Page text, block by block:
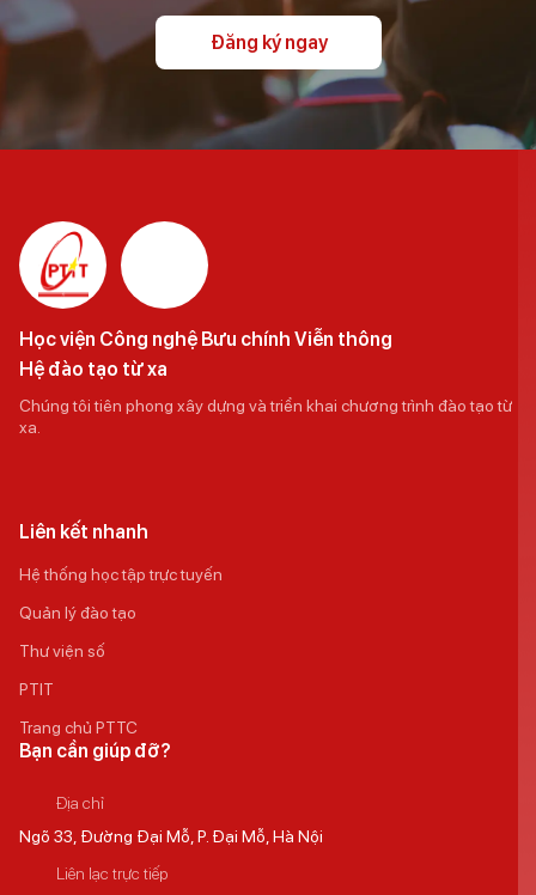
Đăng ký ngay
Học viện Công nghệ Bưu chính Viễn thông
Hệ đào tạo từ xa
Chúng tôi tiên phong xây dựng và triển khai chương trình đào tạo từ
xa.
Liên kết nhanh
Hệ thống học tập trực tuyến
Quản lý đào tạo
Thư viện số
PTIT
Trang chủ PTTC
Bạn cần giúp đỡ?
Địa chỉ
Ngõ 33, Đường Đại Mỗ, P. Đại Mỗ, Hà Nội
Liên lạc trực tiếp